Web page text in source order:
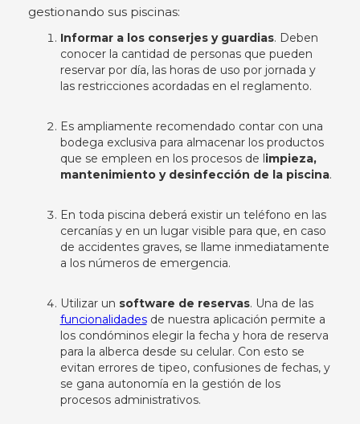
gestionando sus piscinas:
Informar a los conserjes y guardias. Deben
conocer la cantidad de personas que pueden
reservar por día, las horas de uso por jornada y
las restricciones acordadas en el reglamento.
Es ampliamente recomendado contar con una
bodega exclusiva para almacenar los productos
que se empleen en los procesos de limpieza,
mantenimiento y desinfección de la piscina.
En toda piscina deberá existir un teléfono en las
cercanías y en un lugar visible para que, en caso
de accidentes graves, se llame inmediatamente
a los números de emergencia.
Utilizar un software de reservas. Una de las
funcionalidadesde nuestra aplicación permite a
los condóminos elegir la fecha y hora de reserva
para la alberca desde su celular. Con esto se
evitan errores de tipeo, confusiones de fechas, y
se gana autonomía en la gestión de los
procesos administrativos.‍